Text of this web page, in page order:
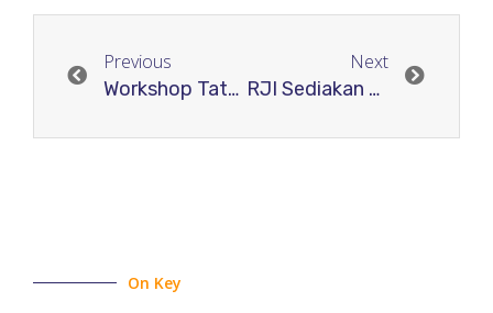
Previous
Workshop Tatakelola E-Journal STAIN Curup-Bengkulu
Next
RJI Sediakan Penginapan Gratis Peserta Rakernas
On Key